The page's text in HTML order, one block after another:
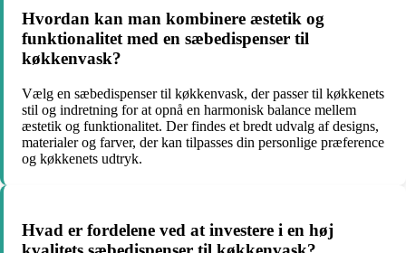
Hvordan kan man kombinere æstetik og
funktionalitet med en sæbedispenser til
køkkenvask?
Vælg en sæbedispenser til køkkenvask, der passer til køkkenets
stil og indretning for at opnå en harmonisk balance mellem
æstetik og funktionalitet. Der findes et bredt udvalg af designs,
materialer og farver, der kan tilpasses din personlige præference
og køkkenets udtryk.
Hvad er fordelene ved at investere i en høj